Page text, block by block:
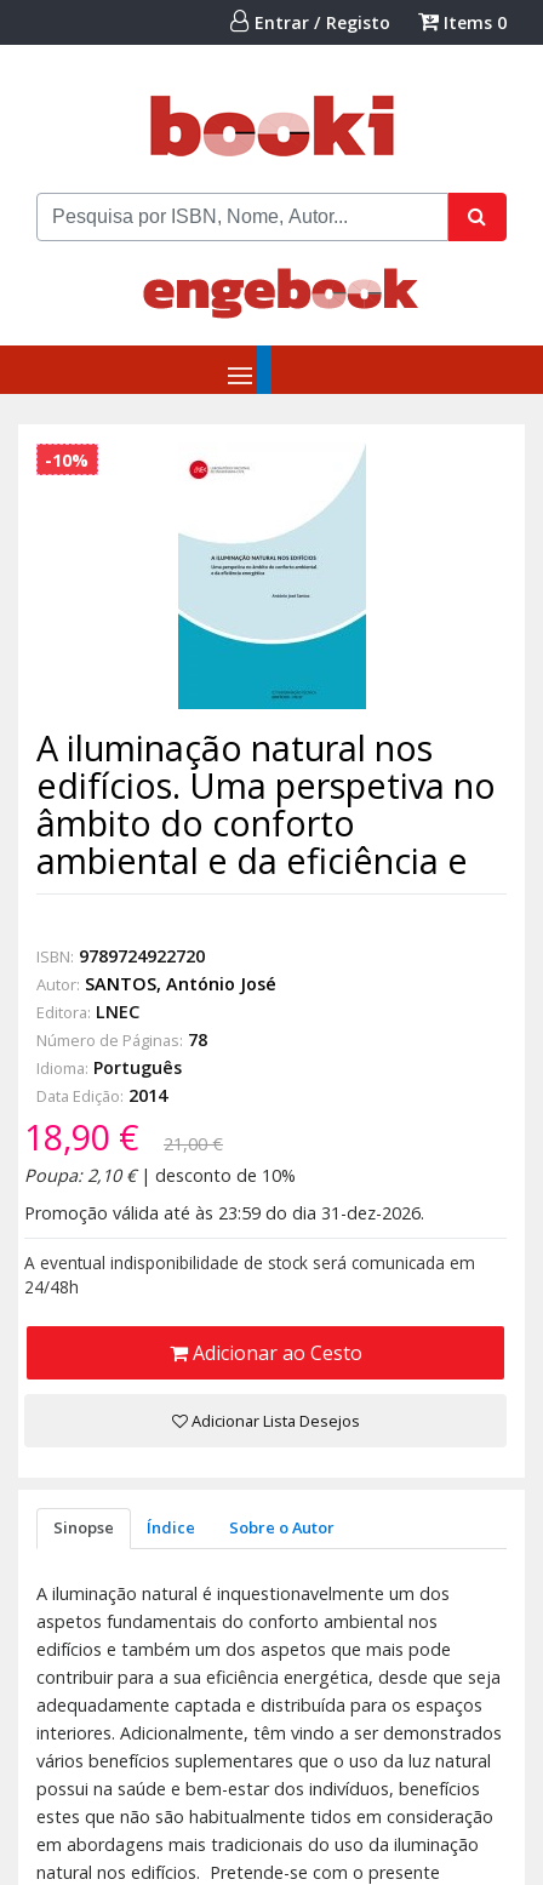
Entrar / Registo Items 0
-10%
A iluminação natural nos
edifícios. Uma perspetiva no
âmbito do conforto
ambiental e da eficiência e
ISBN: 9789724922720
Autor: SANTOS, António José
Editora: LNEC
Número de Páginas: 78
Idioma: Português
Data Edição: 2014
18,90 €
21,00 €
Poupa: 2,10 €| desconto de 10%
Promoção válida até às 23:59 do dia 31-dez-2026.
A eventual indisponibilidade de stock será comunicada em
24/48h
Adicionar ao Cesto
Adicionar Lista Desejos
Sinopse Índice Sobre o Autor
A iluminação natural é inquestionavelmente um dos
aspetos fundamentais do conforto ambiental nos
edifícios e também um dos aspetos que mais pode
contribuir para a sua eficiência energética, desde que seja
adequadamente captada e distribuída para os espaços
interiores. Adicionalmente, têm vindo a ser demonstrados
vários benefícios suplementares que o uso da luz natural
possui na saúde e bem-estar dos indivíduos, benefícios
estes que não são habitualmente tidos em consideração
em abordagens mais tradicionais do uso da iluminação
natural nos edifícios. Pretende-se com o presente